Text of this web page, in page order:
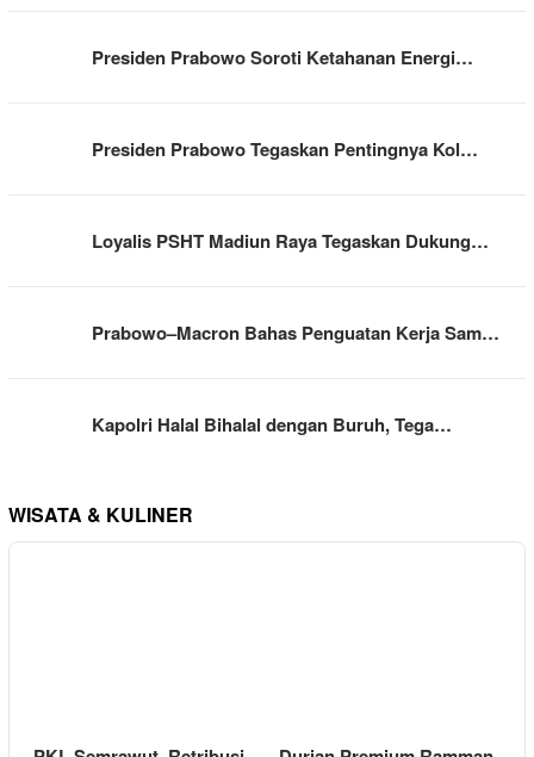
Presiden Prabowo Soroti Ketahanan Energi…
Presiden Prabowo Tegaskan Pentingnya Kol…
Loyalis PSHT Madiun Raya Tegaskan Dukung…
Prabowo–Macron Bahas Penguatan Kerja Sam…
Kapolri Halal Bihalal dengan Buruh, Tega…
WISATA & KULINER